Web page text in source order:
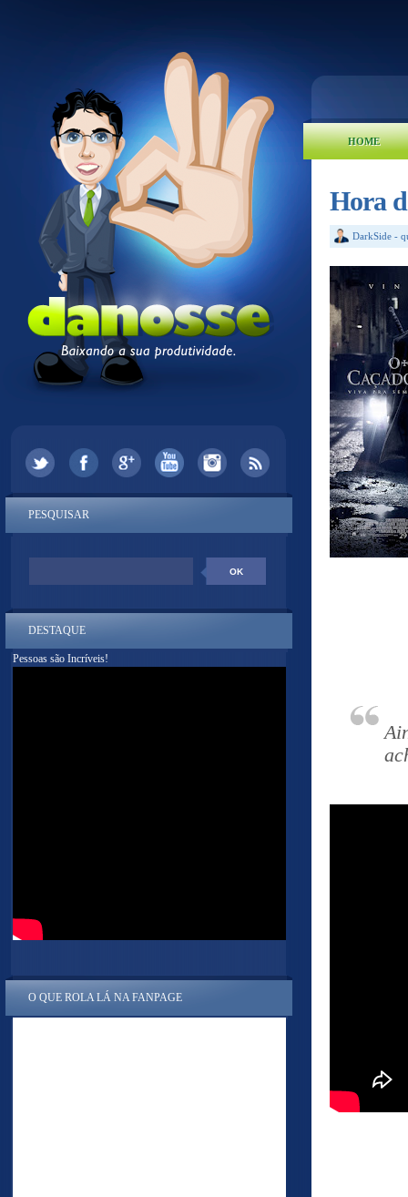
HOME
Hora
DarkSide -
PESQUISAR
DESTAQUE
Pessoas são Incríveis!
O QUE ROLA LÁ NA FANPAGE